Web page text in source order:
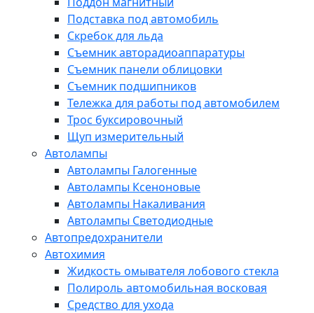
Подставка под автомобиль
Скребок для льда
Съемник авторадиоаппаратуры
Съемник панели облицовки
Съемник подшипников
Тележка для работы под автомобилем
Трос буксировочный
Щуп измерительный
Автолампы
Автолампы Галогенные
Автолампы Ксеноновые
Автолампы Накаливания
Автолампы Светодиодные
Автопредохранители
Автохимия
Жидкость омывателя лобового стекла
Полироль автомобильная восковая
Средство для ухода